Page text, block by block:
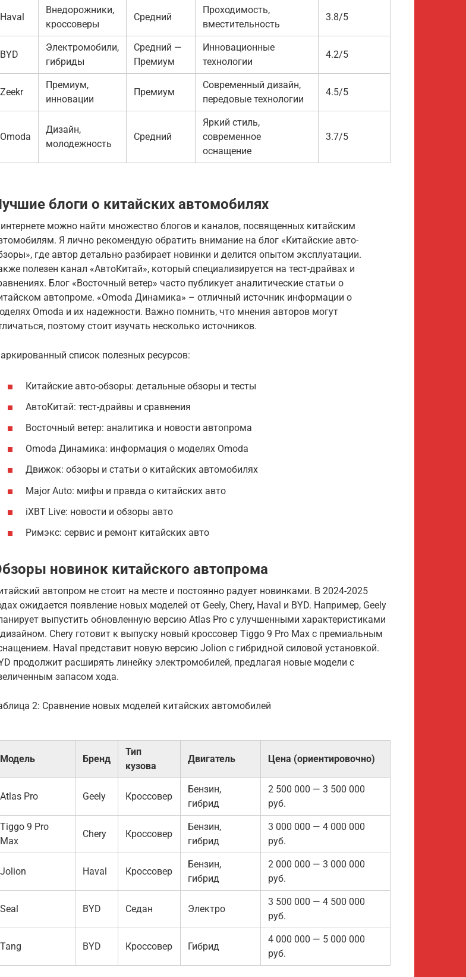
Haval
Внедорожники,
кроссоверы
Средний
Проходимость,
вместительность
3.8/5
BYD
Электромобили,
гибриды
Средний —
Премиум
Инновационные
технологии
4.2/5
Zeekr
Премиум,
инновации
Премиум
Современный дизайн,
передовые технологии
4.5/5
Omoda
Дизайн,
молодежность
Средний
Яркий стиль,
современное
оснащение
3.7/5
блоги о китайских автомобилях
можно найти множество блогов и каналов, посвященных китайским
Я лично рекомендую обратить внимание на блог «Китайские авто-
где автор детально разбирает новинки и делится опытом эксплуатации.
полезен канал «АвтоКитай», который специализируется на тест-драйвах и
Блог «Восточный ветер» часто публикует аналитические статьи о
автопроме. «Omoda Динамика» – отличный источник информации о
Omoda и их надежности. Важно помнить, что мнения авторов могут
поэтому стоит изучать несколько источников.
список полезных ресурсов:
Китайские авто-обзоры: детальные обзоры и тесты
АвтоКитай: тест-драйвы и сравнения
Восточный ветер: аналитика и новости автопрома
Omoda Динамика: информация о моделях Omoda
Движок: обзоры и статьи о китайских автомобилях
Major Auto: мифы и правда о китайских авто
iXBT Live: новости и обзоры авто
Римэкс: сервис и ремонт китайских авто
новинок китайского автопрома
автопром не стоит на месте и постоянно радует новинками. В 2024-2025
ожидается появление новых моделей от Geely, Chery, Haval и BYD. Например, Geely
выпустить обновленную версию Atlas Pro с улучшенными характеристиками
Chery готовит к выпуску новый кроссовер Tiggo 9 Pro Max с премиальным
Haval представит новую версию Jolion с гибридной силовой установкой.
продолжит расширять линейку электромобилей, предлагая новые модели с
запасом хода.
2: Сравнение новых моделей китайских автомобилей
Модель Бренд
Тип
кузова
Двигатель Цена (ориентировочно)
Atlas Pro Geely Кроссовер
Бензин,
гибрид
2 500 000 — 3 500 000
руб.
Tiggo 9 Pro
Max
Chery Кроссовер
Бензин,
гибрид
3 000 000 — 4 000 000
руб.
Jolion Haval Кроссовер
Бензин,
гибрид
2 000 000 — 3 000 000
руб.
Seal BYD Седан Электро
3 500 000 — 4 500 000
руб.
Tang BYD Кроссовер Гибрид
4 000 000 — 5 000 000
руб.